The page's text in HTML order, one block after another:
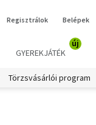
Regisztrálok Belépek
GYEREKJÁTÉK
új
Törzsvásárlói program